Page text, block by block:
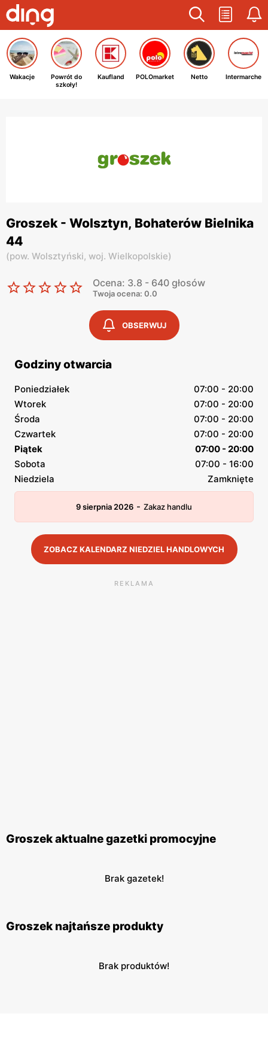
Wakacje
Powrót do
szkoły!
Kaufland POLOmarket Netto Intermarche
Groszek - Wolsztyn, Bohaterów Bielnika
44
(pow. Wolsztyński, woj. Wielkopolskie)
Ocena: 3.8 - 640 głosów
Twoja ocena: 0.0
OBSERWUJ
Godziny otwarcia
Poniedziałek
07:00 - 20:00
Wtorek
07:00 - 20:00
Środa
07:00 - 20:00
Czwartek
07:00 - 20:00
Piątek
07:00 - 20:00
Sobota
07:00 - 16:00
Niedziela
Zamknięte
9 sierpnia 2026 - Zakaz handlu
ZOBACZ KALENDARZ NIEDZIEL HANDLOWYCH
REKLAMA
Groszek aktualne gazetki promocyjne
Brak gazetek!
Groszek najtańsze produkty
Brak produktów!